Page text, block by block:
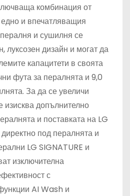
комбинация от
и впечатляващия
и сушилня се
луксозен дизайн и могат да
капацитети в своята
фута за пералнята и 9,0
За да се увеличи
изисква допълнително
и поставката на LG
под пералнята и
LG SIGNATURE и
изключителна
с
AI Wash и